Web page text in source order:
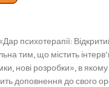
психотерапії:
тим, що містить
нові розробки», в
доповнення до свого